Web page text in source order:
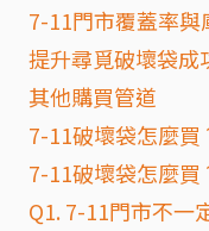
7-11門市覆蓋率與
提升尋覓破壞袋成
其他購買管道
7-11破壞袋怎麼買
7-11破壞袋怎麼買
Q1. 7-11門市不一